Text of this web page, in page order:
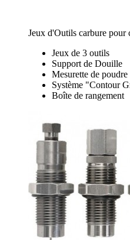
Jeux d'Outils carbure pour
Jeux de 3 outils
Support de Douille
Mesurette de poudre
Système "Contour
Boîte de rangement